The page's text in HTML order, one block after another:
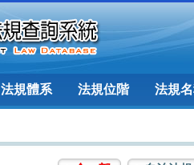
法規體系 法規位階 法規